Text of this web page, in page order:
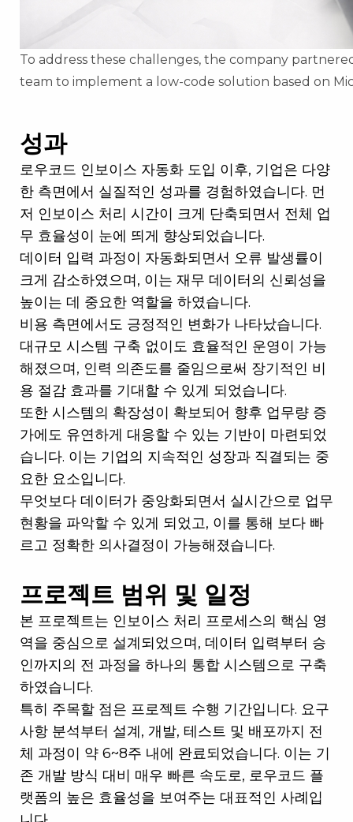
To address these challenges, the company
team to implement a low-code solution based on
성과
로우코드 인보이스 자동화 도입 이후, 기업은 다양
한 측면에서 실질적인 성과를 경험하였습니다. 먼
저 인보이스 처리 시간이 크게 단축되면서 전체 업
무 효율성이 눈에 띄게 향상되었습니다.
데이터 입력 과정이 자동화되면서 오류 발생률이
크게 감소하였으며, 이는 재무 데이터의 신뢰성을
높이는 데 중요한 역할을 하였습니다.
비용 측면에서도 긍정적인 변화가 나타났습니다.
대규모 시스템 구축 없이도 효율적인 운영이 가능
해졌으며, 인력 의존도를 줄임으로써 장기적인 비
용 절감 효과를 기대할 수 있게 되었습니다.
또한 시스템의 확장성이 확보되어 향후 업무량 증
가에도 유연하게 대응할 수 있는 기반이 마련되었
습니다. 이는 기업의 지속적인 성장과 직결되는 중
요한 요소입니다.
무엇보다 데이터가 중앙화되면서 실시간으로 업무
현황을 파악할 수 있게 되었고, 이를 통해 보다 빠
르고 정확한 의사결정이 가능해졌습니다.
프로젝트 범위 및 일정
본 프로젝트는 인보이스 처리 프로세스의 핵심 영
역을 중심으로 설계되었으며, 데이터 입력부터 승
인까지의 전 과정을 하나의 통합 시스템으로 구축
하였습니다.
특히 주목할 점은 프로젝트 수행 기간입니다. 요구
사항 분석부터 설계, 개발, 테스트 및 배포까지 전
체 과정이 약 6~8주 내에 완료되었습니다. 이는 기
존 개발 방식 대비 매우 빠른 속도로, 로우코드 플
랫폼의 높은 효율성을 보여주는 대표적인 사례입